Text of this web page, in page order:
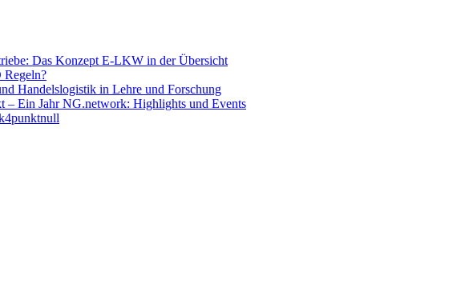
Das Konzept E-LKW in der Übersicht
Handelslogistik in Lehre und Forschung
– Ein Jahr NG.network: Highlights und Events